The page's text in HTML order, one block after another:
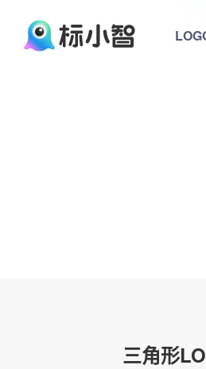
三角形